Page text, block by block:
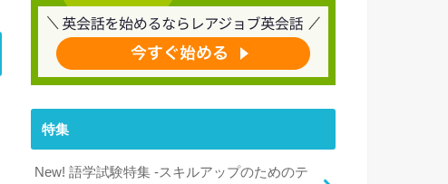
特集
New! 語学試験特集 -スキルアップのためのテ